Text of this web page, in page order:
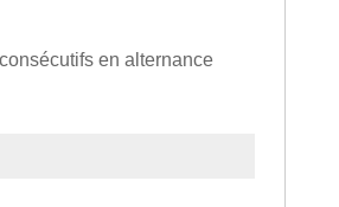
en alternance